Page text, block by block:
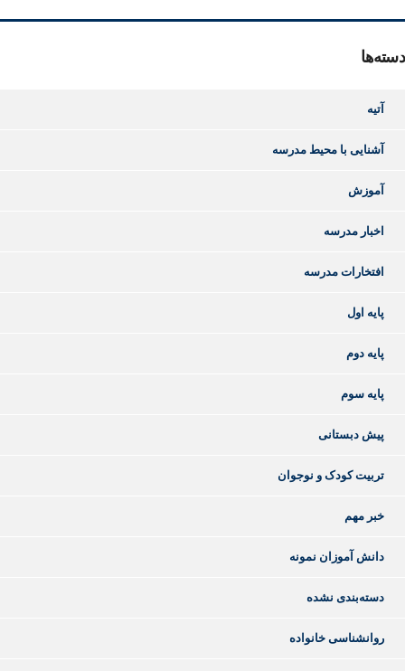
دسته‌ها
آتیه
آشنایی با محیط مدرسه
آموزش
اخبار مدرسه
افتخارات مدرسه
پایه اول
پایه دوم
پایه سوم
پیش دبستانی
تربیت کودک و نوجوان
خبر مهم
دانش آموزان نمونه
دسته‌بندی نشده
روانشناسی خانواده